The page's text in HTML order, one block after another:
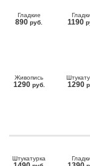
Гладкие
890 руб. 1190
Живопись
1290 руб. 1290
Штукатурка